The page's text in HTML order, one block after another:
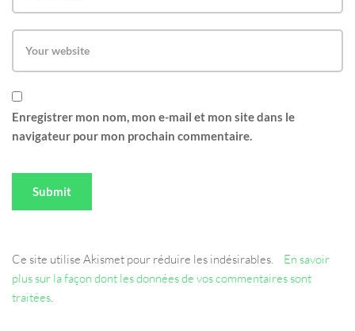
Enregistrer mon nom, mon e-mail et mon site dans le
navigateur pour mon prochain commentaire.
Ce site utilise Akismet pour réduire les indésirables.
En savoir
plus sur la façon dont les données de vos commentaires sont
traitées.